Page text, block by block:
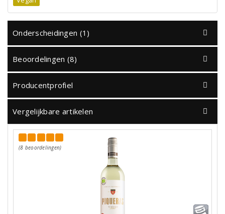
Onderscheidingen (1)
Beoordelingen (8)
Producentprofiel
Vergelijkbare artikelen
(8 beoordelingen)